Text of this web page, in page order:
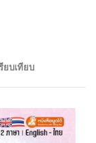
ยบเทียบ